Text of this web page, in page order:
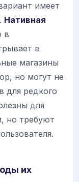
имеет
Нативная
в
в
магазины
но могут не
для редкого
для
но требуют
их